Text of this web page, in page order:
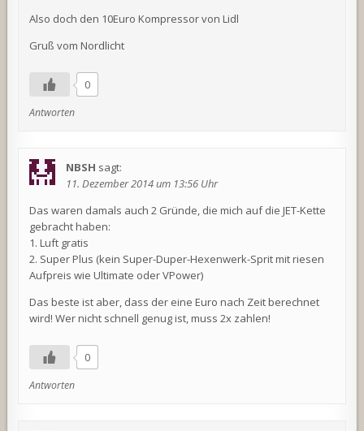
Also doch den 10Euro Kompressor von Lidl
Gruß vom Nordlicht
0
Antworten
NBSH sagt:
11. Dezember 2014 um 13:56 Uhr
Das waren damals auch 2 Gründe, die mich auf die JET-Kette
gebracht haben:
1. Luft gratis
2. Super Plus (kein Super-Duper-Hexenwerk-Sprit mit riesen
Aufpreis wie Ultimate oder VPower)
Das beste ist aber, dass der eine Euro nach Zeit berechnet
wird! Wer nicht schnell genug ist, muss 2x zahlen!
0
Antworten